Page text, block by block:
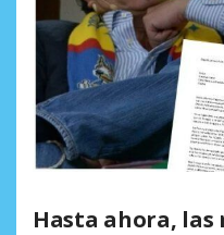
Hasta ahora, las